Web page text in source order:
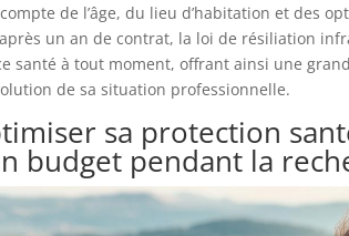
de l’âge, du lieu d’habitation et des
un an de contrat, la loi de résiliation
santé à tout moment, offrant ainsi une
de sa situation professionnelle.
sa protection
budget pendant la